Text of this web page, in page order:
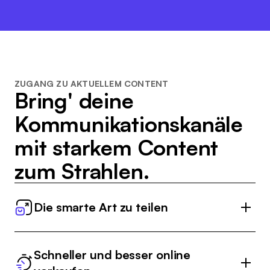
ZUGANG ZU AKTUELLEM CONTENT
Bring' deine
Kommunikationskanäle
mit starkem Content
zum Strahlen.
Die smarte Art zu teilen
Produktdaten auf nur einer Plattform.
Schneller und besser online